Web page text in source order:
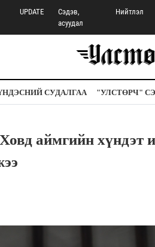
UPDATE
Сэдэв,
асуудал
Нийтлэл
СУДАЛГАА "УЛСТӨРЧ"
хүндэт